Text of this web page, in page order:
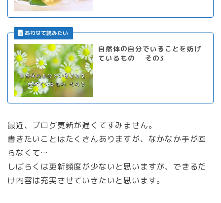
自然体の自分でいることを妨げ
ているもの その3
最近、ブログ更新が遅くてすみません。
書きたいことはたくさんありますが、なかなか手が回
らなくて…
しばらくは更新頻度が少ないと思いますが、できるだ
け内容は充実させていきたいと思います。